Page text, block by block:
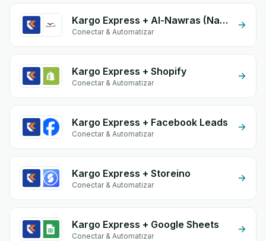
Kargo Express + Al-Nawras (Nawris)
Conectar & Automatizar
Kargo Express + Shopify
Conectar & Automatizar
Kargo Express + Facebook Leads
Conectar & Automatizar
Kargo Express + Storeino
Conectar & Automatizar
Kargo Express + Google Sheets
Conectar & Automatizar